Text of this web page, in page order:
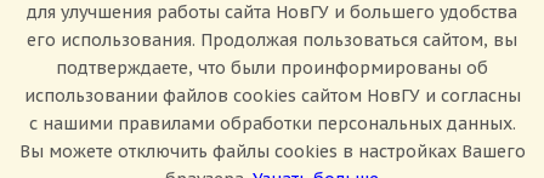
Приемная комиссия: +7(8162)33-20-44
для улучшения работы сайта НовГУ и большего удобства
его использования. Продолжая пользоваться сайтом, вы
подтверждаете, что были проинформированы об
использовании файлов cookies сайтом НовГУ и согласны
с нашими правилами обработки персональных данных.
Вы можете отключить файлы cookies в настройках Вашего